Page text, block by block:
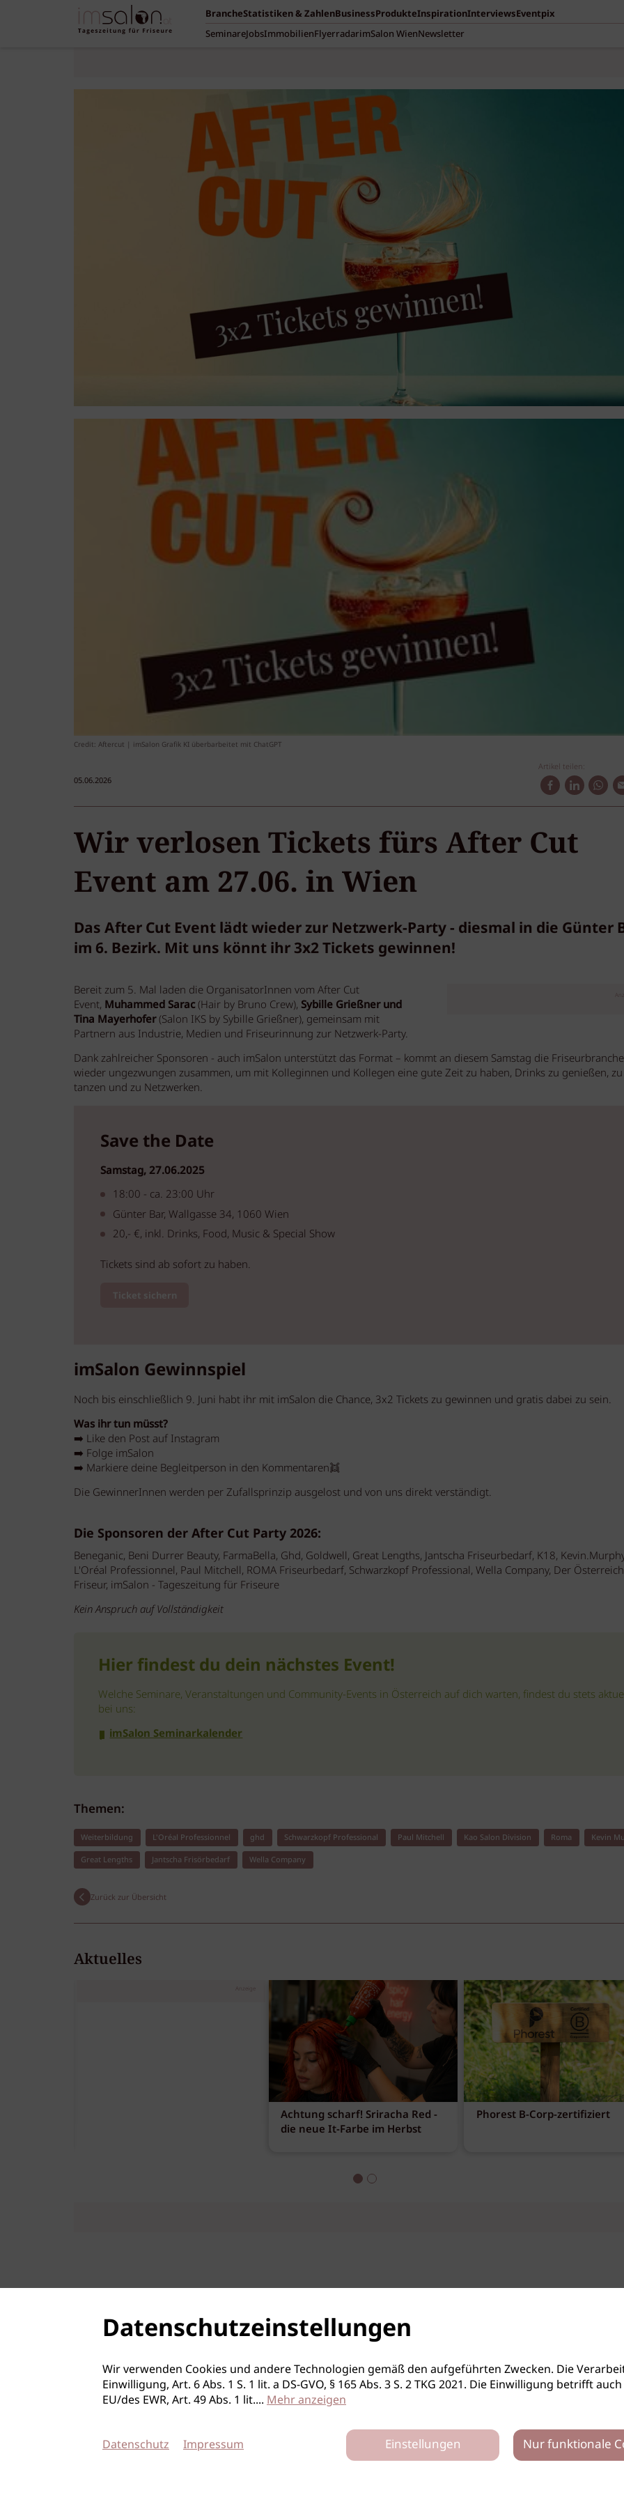
BrancheStatistiken & ZahlenBusinessProdukteInspirationInterviewsEventpix
SeminareJobsImmobilienFlyerradarimSalon WienNewsletter
Credit: Aftercut | imSalon Grafik KI überbarbeitet mit ChatGPT
05.06.2026
Artikel teilen:
Wir verlosen Tickets fürs After Cut
Event am 27.06. in Wien
Das After Cut Event lädt wieder zur Netzwerk-Party - diesmal in die Günter
im 6. Bezirk. Mit uns könnt ihr 3x2 Tickets gewinnen!
Bereit zum 5. Mal laden die OrganisatorInnen vom After Cut
Event, Muhammed Sarac(Hair by Bruno Crew), Sybille Grießner und
Tina Mayerhofer(Salon IKS by Sybille Grießner), gemeinsam mit
Partnern aus Industrie, Medien und Friseurinnung zur Netzwerk-Party.
Dank zahlreicher Sponsoren - auch imSalon unterstützt das Format – kommt an diesem Samstag die Friseurbranche
wieder ungezwungen zusammen, um mit Kolleginnen und Kollegen eine gute Zeit zu haben, Drinks zu genießen, zu
tanzen und zu Netzwerken.
Save the Date
Samstag, 27.06.2025
18:00 - ca. 23:00 Uhr
Günter Bar, Wallgasse 34, 1060 Wien
20,- €, inkl. Drinks, Food, Music & Special Show
Tickets sind ab sofort zu haben.
imSalon Gewinnspiel
Noch bis einschließlich 9. Juni habt ihr mit imSalon die Chance, 3x2 Tickets zu gewinnen und gratis dabei zu sein.
Was ihr tun müsst?
➡️ Like den Post auf Instagram
➡️ Folge imSalon
➡️ Markiere deine Begleitperson in den Kommentaren👯
Die GewinnerInnen werden per Zufallsprinzip ausgelost und von uns direkt verständigt.
Die Sponsoren der After Cut Party 2026:
Beneganic, Beni Durrer Beauty, FarmaBella, Ghd, Goldwell, Great Lengths, Jantscha Friseurbedarf, K18,
L'Oréal Professionnel, Paul Mitchell, ROMA Friseurbedarf, Schwarzkopf Professional, Wella Company, Der
Friseur, imSalon - Tageszeitung für Friseure
Kein Anspruch auf Vollständigkeit
Hier findest du dein nächstes Event!
Welche Seminare, Veranstaltungen und Community-Events in Österreich auf dich warten, findest du stets
bei uns:
imSalon Seminarkalender
Themen:
Weiterbildung L'Oréal Professionnel ghd Schwarzkopf Professional Paul Mitchell Kao Salon Division Roma
Kevin
Great Lengths
Jantscha Frisörbedarf Wella Company
Zurück zur Übersicht
Aktuelles
Anzeige
Achtung scharf! Sriracha Red -
die neue It-Farbe im Herbst
Phorest B-Corp-zertifiziert
Datenschutzeinstellungen
Wir verwenden Cookies und andere Technologien gemäß den aufgeführten Zwecken. Die
Einwilligung, Art. 6 Abs. 1 S. 1 lit. a DS-GVO, § 165 Abs. 3 S. 2 TKG 2021. Die Einwilligung betrifft
EU/des EWR, Art. 49 Abs. 1 lit.... Mehr anzeigen
Datenschutz Impressum Einstellungen Nur funktionale